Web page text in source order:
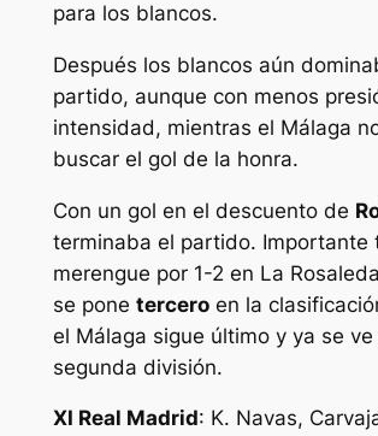
para los blancos.
Después los blancos aún
partido, aunque con menos
intensidad, mientras el Málaga
buscar el gol de la honra.
Con un gol en el descuento de
terminaba el partido. Importante
merengue por 1-2 en La
se pone terceroen la
el Málaga sigue último y ya se ve
segunda división.
XI Real Madrid: K. Navas,